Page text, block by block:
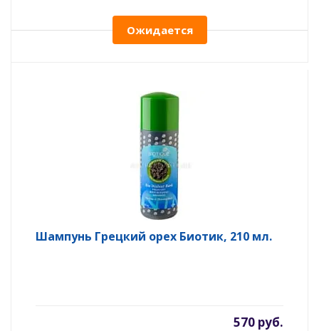
Ожидается
Шампунь Грецкий орех Биотик, 210 мл.
570 руб.